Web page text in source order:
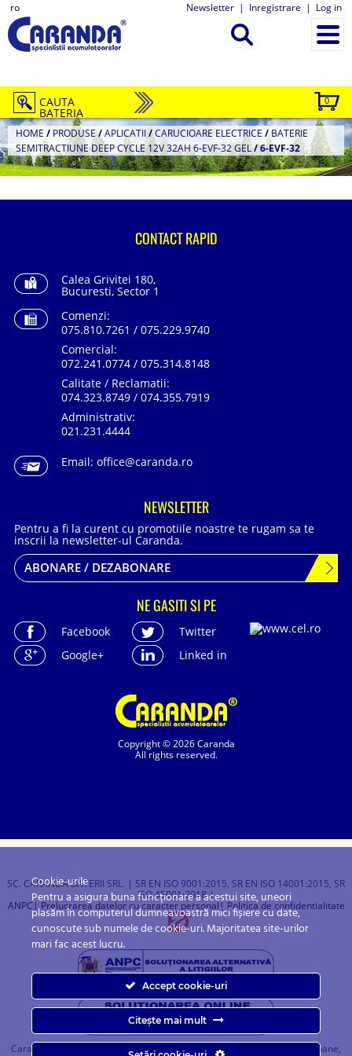
ro Newsletter | Inregistrare | Log in
0
CAUTA
BATERIA
HOME / PRODUSE/APLICATII/CARUCIOARE ELECTRICE / BATERIE
SEMITRACTIUNE DEEP CYCLE 12V 32AH 6-EVF-32 GEL/6-EVF-32
Copyright © 2026 Caranda
All rights reserved.
CONTACT RAPID
Calea Grivitei 180,
Bucuresti, Sector 1
Comenzi:
075.810.7261 / 075.229.9740
Comercial:
072.241.0774 / 075.314.8148
Calitate / Reclamatii:
074.323.8749 / 074.355.7919
Administrativ:
021.231.4444
Email: office@caranda.ro
NEWSLETTER
Pentru a fi la curent cu promotiile noastre te rugam sa te
inscrii la newsletter-ul Caranda.
ABONARE / DEZABONARE
NE GASITI SI PE
Facebook
Twitter
Google+
Linked in
SC. CARANDA BATERII SRL. | SR EN ISO 9001:2015, SR EN ISO 14001:2015, SR
ISO 45001:2018 |
ANPC | Prelucrarea datelor cu caracter personal| Politica de confidentialitate
Caranda.ro este un magazin online cu baterii pentru automobile, camioane,
Cookie-urile
Pentru a asigura buna funcționare a acestui site, uneori
plasăm în computerul dumneavoastră mici fișiere cu date,
cunoscute sub numele de cookie-uri. Majoritatea site-urilor
mari fac acest lucru.
Accept cookie-uri
Citește mai mult